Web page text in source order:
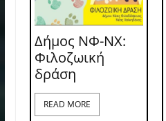
Δήμος ΝΦ-ΝΧ:
Φιλοζωική
δράση
READ MORE